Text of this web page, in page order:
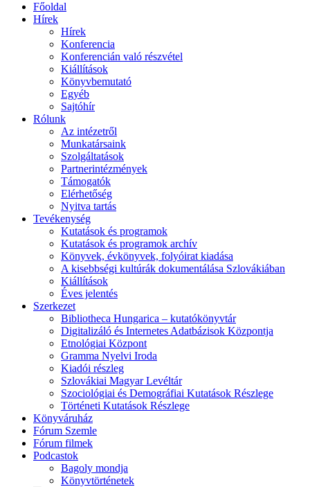
Főoldal
Hírek
Hírek
Konferencia
Konferencián való részvétel
Kiállítások
Könyvbemutató
Egyéb
Sajtóhír
Rólunk
Az intézetről
Munkatársaink
Szolgáltatások
Partnerintézmények
Támogatók
Elérhetőség
Nyitva tartás
Tevékenység
Kutatások és programok
Kutatások és programok archív
Könyvek, évkönyvek, folyóirat kiadása
A kisebbségi kultúrák dokumentálása Szlovákiában
Kiállítások
Éves jelentés
Szerkezet
Bibliotheca Hungarica – kutatókönyvtár
Digitalizáló és Internetes Adatbázisok Központja
Etnológiai Központ
Gramma Nyelvi Iroda
Kiadói részleg
Szlovákiai Magyar Levéltár
Szociológiai és Demográfiai Kutatások Részlege
Történeti Kutatások Részlege
Könyváruház
Fórum Szemle
Fórum filmek
Podcastok
Bagoly mondja
Könyvtörténetek